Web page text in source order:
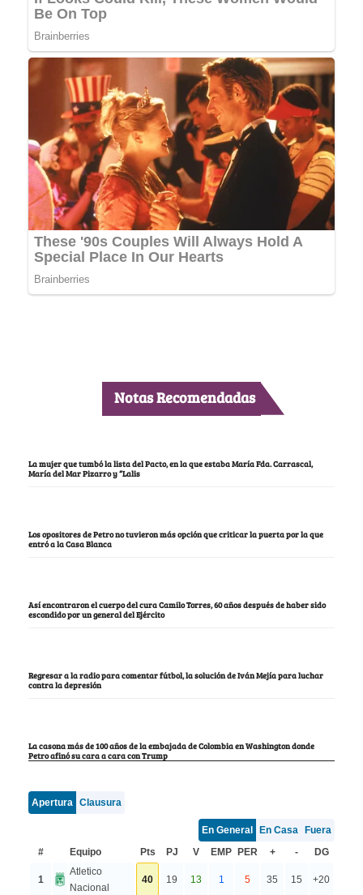
Notas Recomendadas
La mujer que tumbó la lista del Pacto, en la que estaba María Fda. Carrascal,
María del Mar Pizarro y “Lalis
Los opositores de Petro no tuvieron más opción que criticar la puerta por la que
entró a la Casa Blanca
Así encontraron el cuerpo del cura Camilo Torres, 60 años después de haber sido
escondido por un general del Ejército
Regresar a la radio para comentar fútbol, la solución de Iván Mejía para luchar
contra la depresión
La casona más de 100 años de la embajada de Colombia en Washington donde
Petro afinó su cara a cara con Trump
Apertura Clausura
En General En Casa
Fuera
#
Equipo Pts PJ V EMP PER + - DG
1
Atletico
Nacional
40 19 13 1 5 35 15 +20